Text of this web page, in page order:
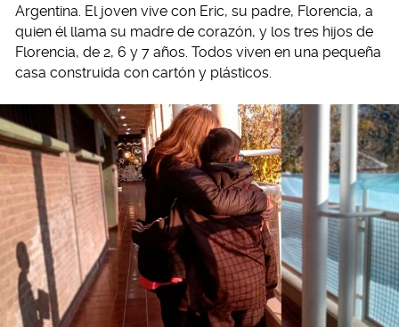
Argentina. El joven vive con Eric, su padre, Florencia, a
quien él llama su madre de corazón, y los tres hijos de
Florencia, de 2, 6 y 7 años. Todos viven en una pequeña
casa construida con cartón y plásticos.